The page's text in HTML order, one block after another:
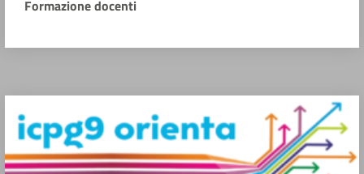
Formazione docenti